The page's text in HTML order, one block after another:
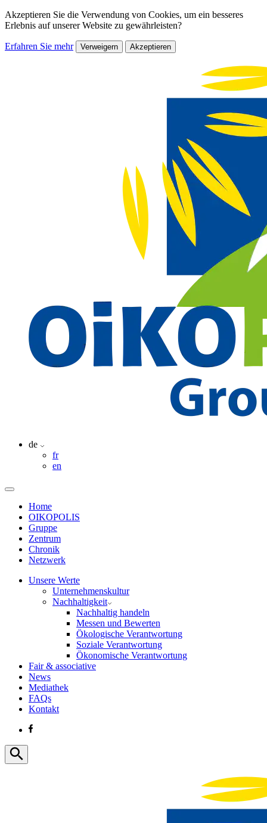
Akzeptieren Sie die Verwendung von Cookies, um ein besseres
Erlebnis auf unserer Website zu gewährleisten?
Erfahren Sie mehr Verweigern Akzeptieren
de
fr
en
Home
OIKOPOLIS
Gruppe
Zentrum
Chronik
Netzwerk
Unsere Werte
Unternehmenskultur
Nachhaltigkeit
Nachhaltig handeln
Messen und Bewerten
Ökologische Verantwortung
Soziale Verantwortung
Ökonomische Verantwortung
Fair & associative
News
Mediathek
FAQs
Kontakt